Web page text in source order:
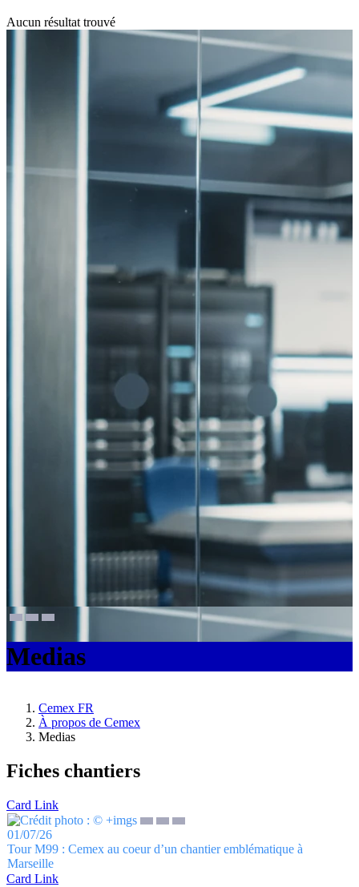
Aucun résultat trouvé
Medias
Cemex FR
À propos de Cemex
Medias
Fiches chantiers
Card Link
01/07/26
Tour M99 : Cemex au coeur d’un chantier emblématique à
Marseille
Card Link